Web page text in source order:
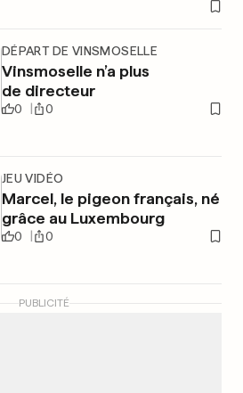
DÉPART DE VINSMOSELLE
Vinsmoselle n’a plus
de directeur
0 0
JEU VIDÉO
Marcel, le pigeon français, né
grâce au Luxembourg
0 0
PUBLICITÉ